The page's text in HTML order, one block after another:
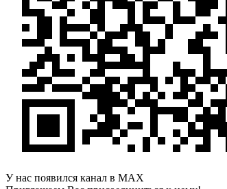
У нас появился канал в MAX